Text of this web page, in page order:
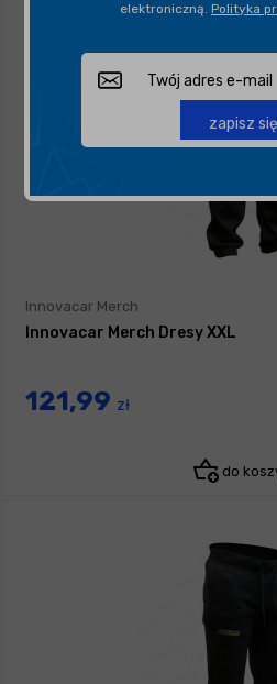
Innovacar Merch
Innovacar Merch Dresy XXL
121,99 zł
do
elektroniczną. Polityka
zapisz się